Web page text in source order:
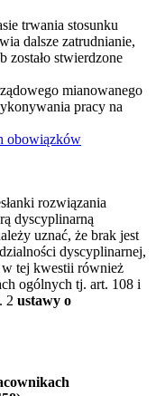
trwania stosunku
dalsze zatrudnianie,
zostało stwierdzone
mianowanego
pracy na
obowiązków
rozwiązania
dyscyplinarną
uznać, że brak jest
dyscyplinarnej,
tej kwestii również
ogólnych tj. art. 108 i
2 ustawy o